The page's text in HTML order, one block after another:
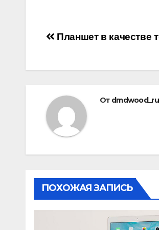
Навигация
Планшет в качестве
От dmdwood_ru
ПОХОЖАЯ ЗАПИСЬ